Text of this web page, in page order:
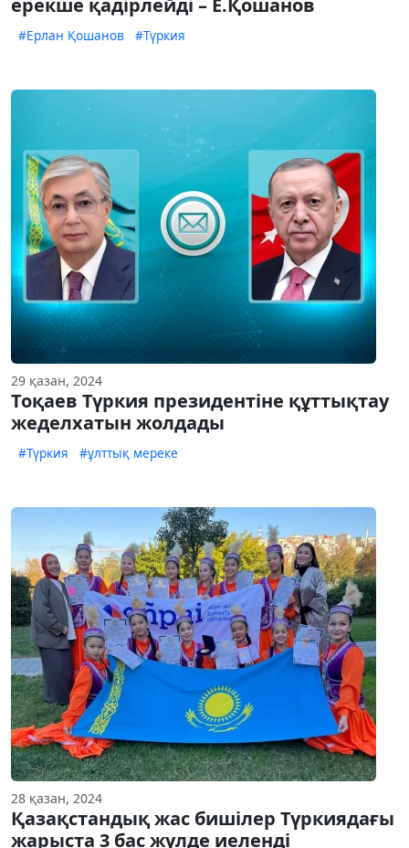
ерекше қадірлейді – Е.Қошанов
#Ерлан Қошанов #Түркия
29 қазан, 2024
Тоқаев Түркия президентіне құттықтау
жеделхатын жолдады
#Түркия #ұлттық мереке
28 қазан, 2024
Қазақстандық жас бишілер Түркиядағы
жарыста 3 бас жүлде иеленді